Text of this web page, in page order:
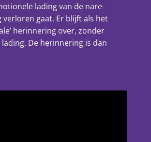
lading van de nare
gaat. Er blijft als het
herinnering over, zonder
De herinnering is dan